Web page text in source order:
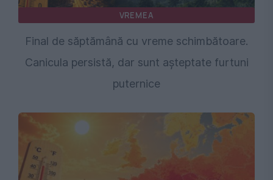
VREMEA
Final de săptămână cu vreme schimbătoare.
Canicula persistă, dar sunt așteptate furtuni
puternice